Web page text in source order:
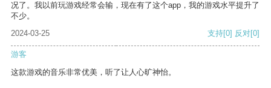
况了。我以前玩游戏经常会输，现在有了这个app，我的游戏水平提升了
不少。
2024-03-25
支持[0] 反对[0]
游客
这款游戏的音乐非常优美，听了让人心旷神怡。